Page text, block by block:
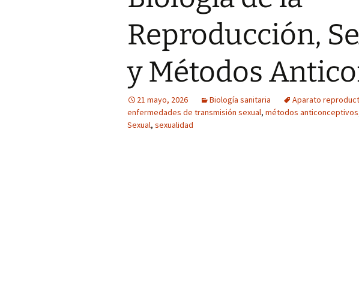
Reproducción,
y Métodos
21 mayo, 2026 Biología sanitaria Aparato
enfermedades de transmisión sexual, métodos anticonceptivos
Sexual, sexualidad